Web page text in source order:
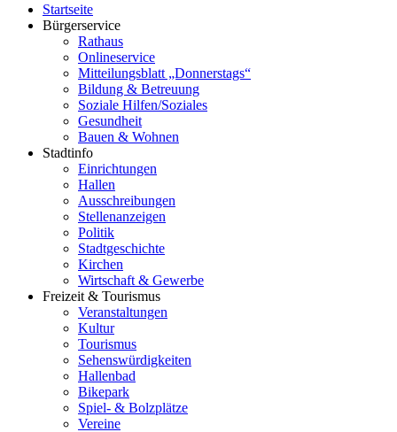
Startseite
Bürgerservice
Rathaus
Onlineservice
Mitteilungsblatt „Donnerstags“
Bildung & Betreuung
Soziale Hilfen/Soziales
Gesundheit
Bauen & Wohnen
Stadtinfo
Einrichtungen
Hallen
Ausschreibungen
Stellenanzeigen
Politik
Stadtgeschichte
Kirchen
Wirtschaft & Gewerbe
Freizeit & Tourismus
Veranstaltungen
Kultur
Tourismus
Sehenswürdigkeiten
Hallenbad
Bikepark
Spiel- & Bolzplätze
Vereine